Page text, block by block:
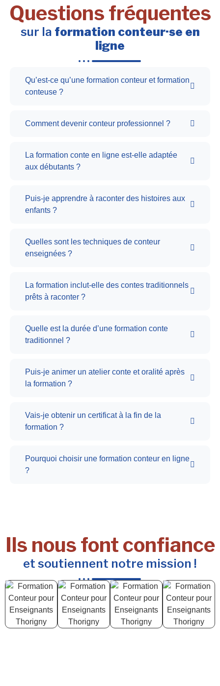
Questions fréquentes
sur la formation conteur·se en
ligne
Qu’est-ce qu’une formation conteur et formation
conteuse ?
Comment devenir conteur professionnel ?
La formation conte en ligne est-elle adaptée
aux débutants ?
Puis-je apprendre à raconter des histoires aux
enfants ?
Quelles sont les techniques de conteur
enseignées ?
La formation inclut-elle des contes traditionnels
prêts à raconter ?
Quelle est la durée d’une formation conte
traditionnel ?
Puis-je animer un atelier conte et oralité après
la formation ?
Vais-je obtenir un certificat à la fin de la
formation ?
Pourquoi choisir une formation conteur en ligne
?
Ils nous font confiance
et soutiennent notre mission !